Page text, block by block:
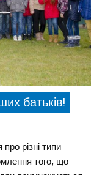
батьків!
різні типи
того, що